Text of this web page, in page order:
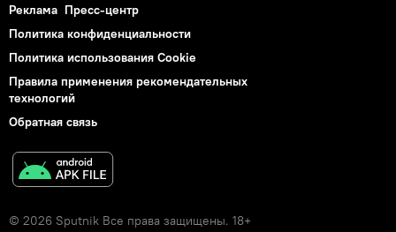
Реклама Пресс-центр
Политика конфиденциальности
Политика использования Cookie
Правила применения рекомендательных
технологий
Обратная связь
© 2026 Sputnik Все права защищены. 18+